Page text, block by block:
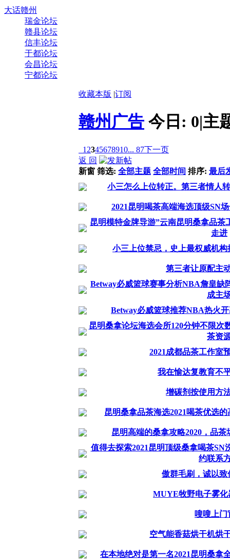
大话赣州
瑞金论坛
赣县论坛
信丰论坛
于都论坛
会昌论坛
宁都论坛
收藏本版 |订阅
赣州广告 今日: 0|主
1 2345678910... 87下一页
返 回
新窗 筛选: 全部主题 全部时间 排序: 最后
小三怎么上位转正。第三者情人
2021昆明喝茶高端海选顶级SN
昆明模特金牌导游”云南昆明桑拿品
走进
小三上位禁忌，史上最权威机
第三者让原配主
Betway必威篮球赛事分析NBA詹皇缺
成主
Betway必威篮球推荐NBA热火
昆明桑拿论坛海选会所120分钟不限次
茶资
2021成都品茶工作室
我在愉达复教育不
增碳剂按使用方
昆明桑拿品茶海选2021喝茶优选
昆明高端的桑拿攻略2020，品
值得去探索2021昆明顶级桑拿喝茶
约联系
傲群毛刷，诚以致
MUYE牧野电子雾化
嗖嗖上门
空气能香菇烘干机烘
在本地绝对是第一名2021昆明桑拿